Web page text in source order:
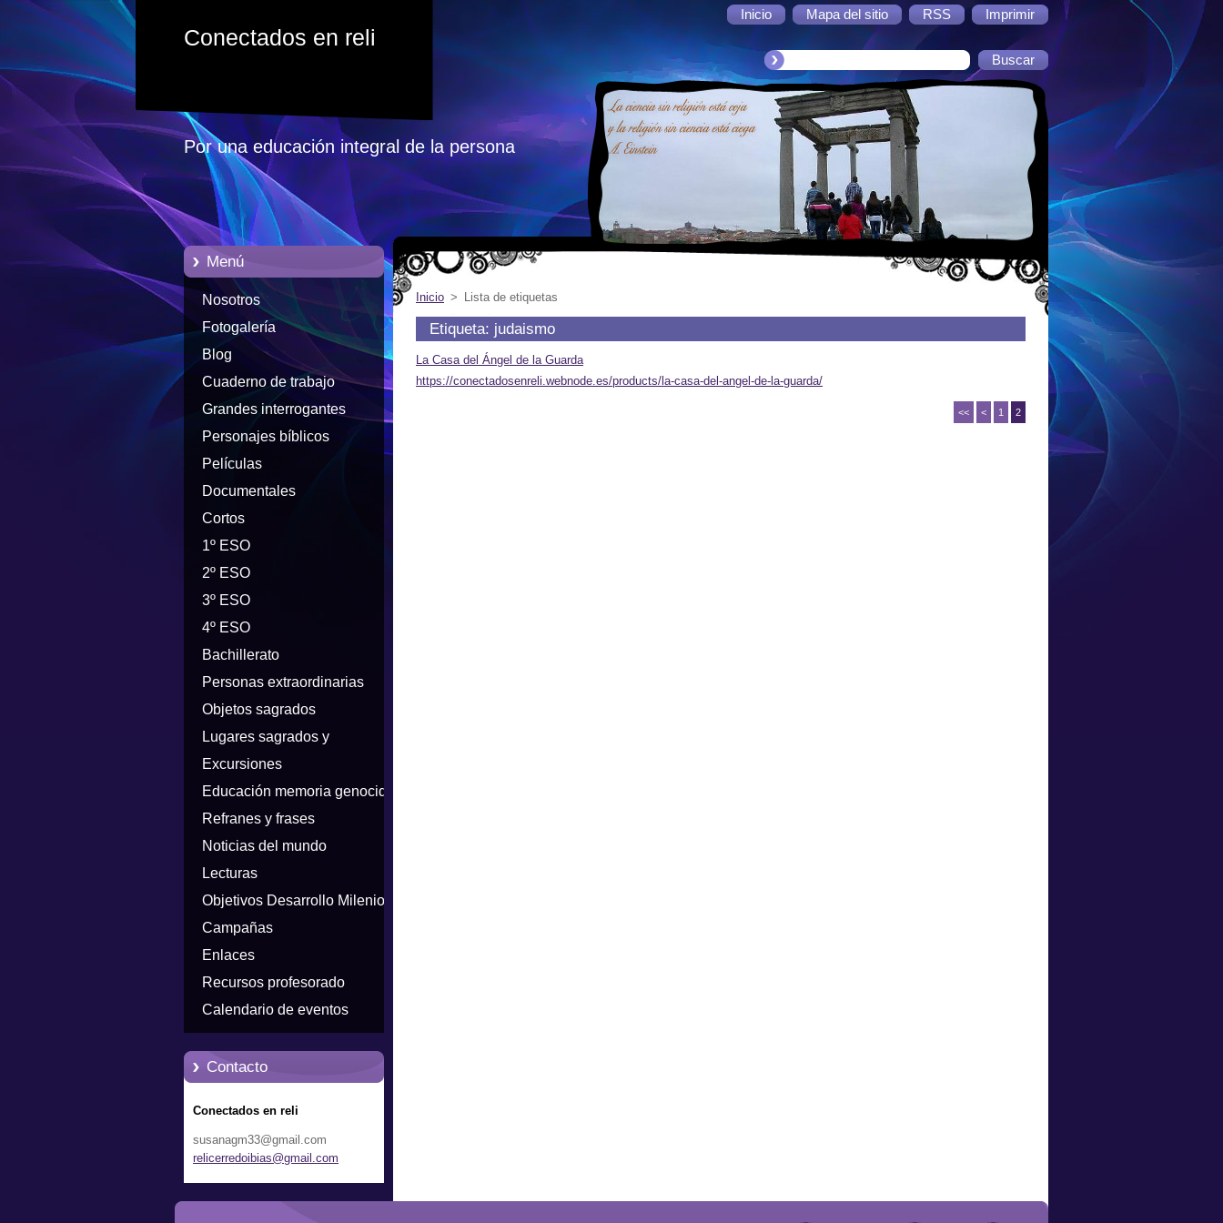
Inicio Mapa del sitio RSS Imprimir
Conectados en reli
Por una educación integral de la persona
Menú
Nosotros
Fotogalería
Blog
Cuaderno de trabajo
Grandes interrogantes
Personajes bíblicos
Películas
Documentales
Cortos
1º ESO
2º ESO
3º ESO
4º ESO
Bachillerato
Personas extraordinarias
Objetos sagrados
Lugares sagrados y
peregrinaciones
Excursiones
Educación memoria genocidios
Refranes y frases
Noticias del mundo
Lecturas
Objetivos Desarrollo Milenio
Campañas
Enlaces
Recursos profesorado
Calendario de eventos
Contacto
Conectados en reli
susanagm33@gmail.com
relicerredoibias@gmail.com
Inicio > Lista de etiquetas
Etiqueta: judaismo
La Casa del Ángel de la Guarda
https://conectadosenreli.webnode.es/products/la-casa-del-angel-de-la-guarda/
<< < 1 2